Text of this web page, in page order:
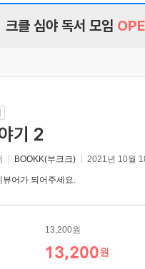
크클 심야 독서 모임
기 2
BOOKK(부크크) 2021년 10월
뷰어가 되어주세요.
13,200원
13,200원